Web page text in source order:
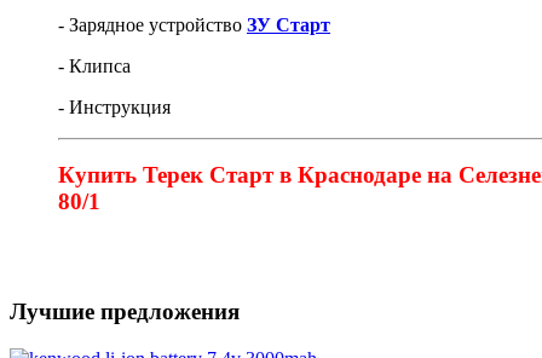
- Зарядное устройство ЗУ Старт
- Клипса
- Инструкция
Купить Терек Старт в Краснодаре на
80/1
Лучшие предложения